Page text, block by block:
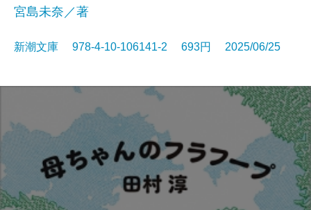
宮島未奈／著
新潮文庫 978-4-10-106141-2 693円 2025/06/25